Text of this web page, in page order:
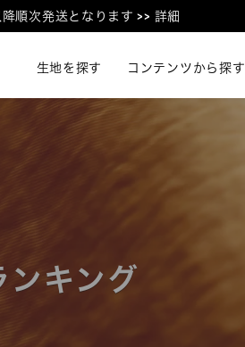
順次発送となります >> 詳細
生地を探す
生地を探す コンテンツから探す
コンテンツから探す
ンキング